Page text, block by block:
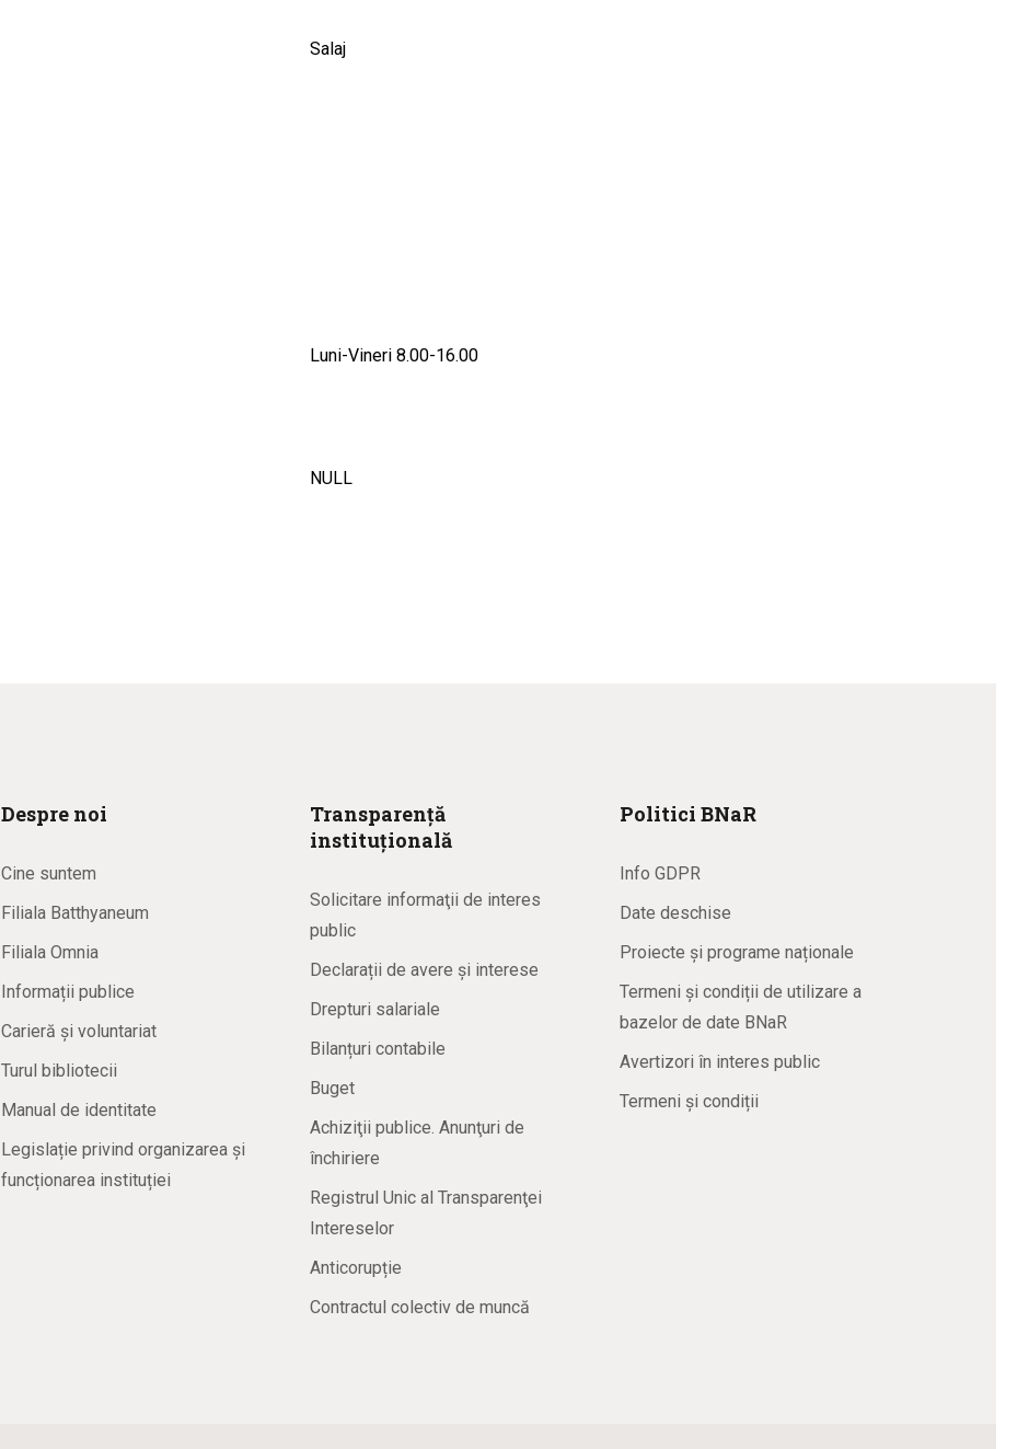
Salaj
Luni-Vineri 8.00-16.00
NULL
Despre noi
Cine suntem
Filiala Batthyaneum
Filiala Omnia
Informații publice
Carieră și voluntariat
Turul bibliotecii
Manual de identitate
Legislație privind organizarea și
funcționarea instituției
Transparență
instituțională
Solicitare informaţii de interes
public
Declarații de avere și interese
Drepturi salariale
Bilanțuri contabile
Buget
Achiziţii publice. Anunţuri de
închiriere
Registrul Unic al Transparenţei
Intereselor
Anticorupție
Contractul colectiv de muncă
Politici BNaR
Info GDPR
Date deschise
Proiecte și programe naționale
Termeni și condiții de utilizare a
bazelor de date BNaR
Avertizori în interes public
Termeni și condiții